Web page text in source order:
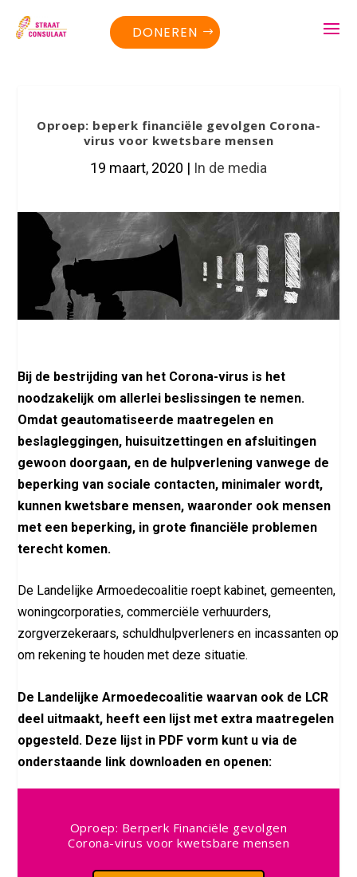
DONEREN
Oproep: beperk financiële gevolgen Corona-
virus voor kwetsbare mensen
19 maart, 2020 | In de media
Bij de bestrijding van het Corona-virus is het
noodzakelijk om allerlei beslissingen te nemen.
Omdat geautomatiseerde maatregelen en
beslagleggingen, huisuitzettingen en afsluitingen
gewoon doorgaan, en de hulpverlening vanwege de
beperking van sociale contacten, minimaler wordt,
kunnen kwetsbare mensen, waaronder ook mensen
met een beperking, in grote financiële problemen
terecht komen.
De Landelijke Armoedecoalitie roept kabinet, gemeenten,
woningcorporaties, commerciële verhuurders,
zorgverzekeraars, schuldhulpverleners en incassanten op
om rekening te houden met deze situatie.
De Landelijke Armoedecoalitie waarvan ook de LCR
deel uitmaakt, heeft een lijst met extra maatregelen
opgesteld. Deze lijst in PDF vorm kunt u via de
onderstaande link downloaden en openen:
Oproep: Berperk Financiële gevolgen
Corona-virus voor kwetsbare mensen